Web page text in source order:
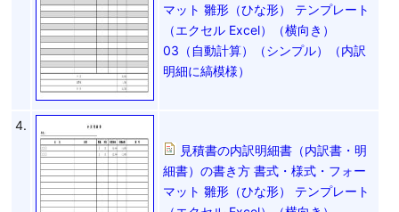
マット 雛形（ひな形） テンプレート
（エクセル Excel）（横向き）
03（自動計算）（シンプル）（内訳
明細に縞模様）
4.
見積書の内訳明細書（内訳書・明
細書）の書き方 書式・様式・フォー
マット 雛形（ひな形） テンプレート